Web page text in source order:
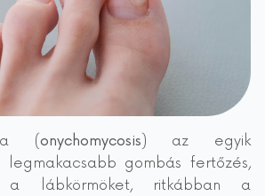
(onychomycosis ) az egyik
legmakacsabb gombás fertőzés,
lábkörmöket, ritkábban a